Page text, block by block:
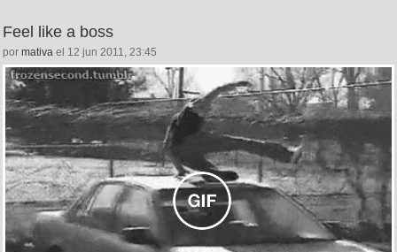
Feel like a boss
por mativa el 12 jun 2011, 23:45